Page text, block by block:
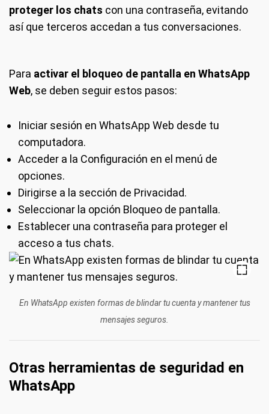
proteger los chats con una contraseña, evitando
así que terceros accedan a tus conversaciones.
Para activar el bloqueo de pantalla en WhatsApp
Web, se deben seguir estos pasos:
Iniciar sesión en WhatsApp Web desde tu
computadora.
Acceder a la Configuración en el menú de
opciones.
Dirigirse a la sección de Privacidad.
Seleccionar la opción Bloqueo de pantalla.
Establecer una contraseña para proteger el
acceso a tus chats.
En WhatsApp existen formas de blindar tu cuenta y mantener tus
mensajes seguros.
Otras herramientas de seguridad en
WhatsApp